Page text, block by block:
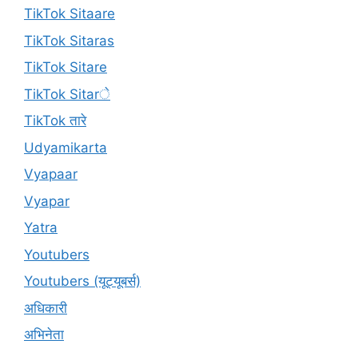
TikTok Sitaare
TikTok Sitaras
TikTok Sitare
TikTok Sitarे
TikTok तारे
Udyamikarta
Vyapaar
Vyapar
Yatra
Youtubers
Youtubers (यूट्यूबर्स)
अधिकारी
अभिनेता